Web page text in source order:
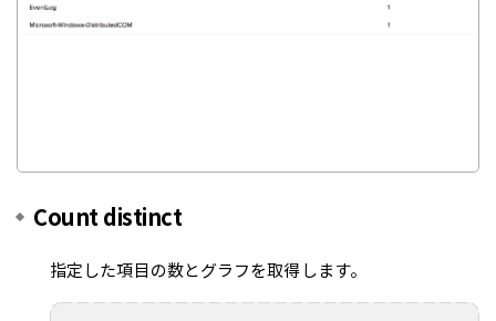
Count distinct
指定した項目の数とグラフを取得します。